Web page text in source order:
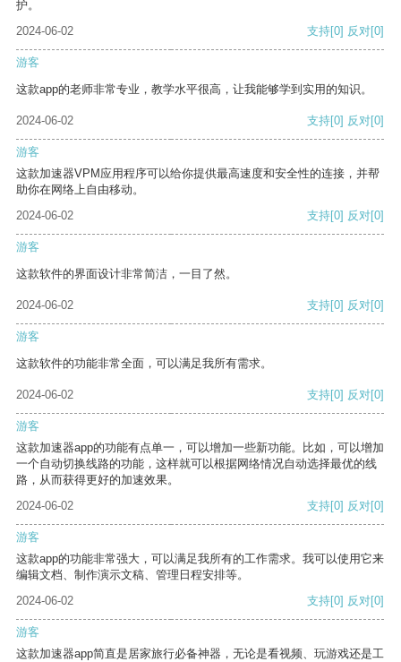
护。
2024-06-02
支持[0] 反对[0]
游客
这款app的老师非常专业，教学水平很高，让我能够学到实用的知识。
2024-06-02 支持[0] 反对[0]
游客
这款加速器VPM应用程序可以给你提供最高速度和安全性的连接，并帮
助你在网络上自由移动。
2024-06-02
支持[0] 反对[0]
游客
这款软件的界面设计非常简洁，一目了然。
2024-06-02 支持[0] 反对[0]
游客
这款软件的功能非常全面，可以满足我所有需求。
2024-06-02 支持[0] 反对[0]
游客
这款加速器app的功能有点单一，可以增加一些新功能。比如，可以增加
一个自动切换线路的功能，这样就可以根据网络情况自动选择最优的线
路，从而获得更好的加速效果。
2024-06-02
支持[0] 反对[0]
游客
这款app的功能非常强大，可以满足我所有的工作需求。我可以使用它来
编辑文档、制作演示文稿、管理日程安排等。
2024-06-02
支持[0] 反对[0]
游客
这款加速器app简直是居家旅行必备神器，无论是看视频、玩游戏还是工